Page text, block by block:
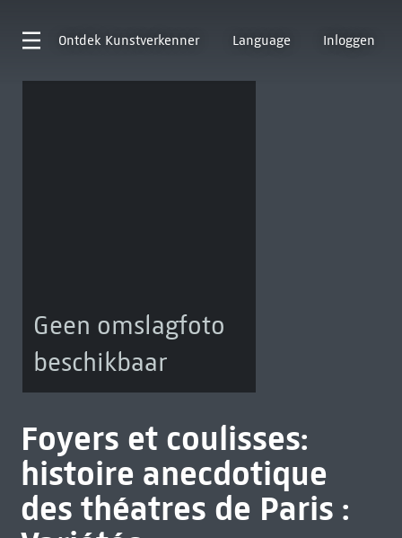
Ontdek Kunstverkenner Language Inloggen
Geen omslagfoto
beschikbaar
Foyers et coulisses:
histoire anecdotique
des théatres de Paris :